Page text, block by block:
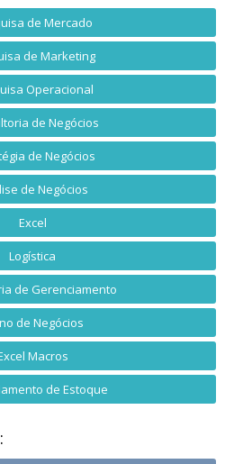
de Mercado
de Marketing
Operacional
de Negócios
de Negócios
de Negócios
Excel
Logística
de Gerenciamento
de Negócios
Macros
de Estoque